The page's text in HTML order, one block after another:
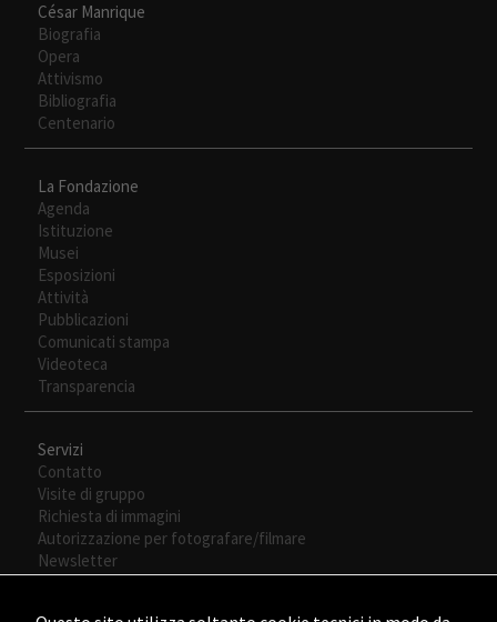
César Manrique
Biografia
Opera
Attivismo
Bibliografia
Centenario
La Fondazione
Agenda
Istituzione
Musei
Esposizioni
Attività
Pubblicazioni
Comunicati stampa
Videoteca
Transparencia
Servizi
Contatto
Visite di gruppo
Richiesta di immagini
Autorizzazione per fotografare/filmare
Newsletter
nuestra web